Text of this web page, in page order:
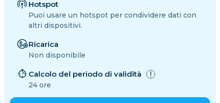
Hotspot
Puoi usare un hotspot per condividere dati con
altri dispositivi.
Ricarica
Non disponibile
Calcolo del periodo di validità
24 ore